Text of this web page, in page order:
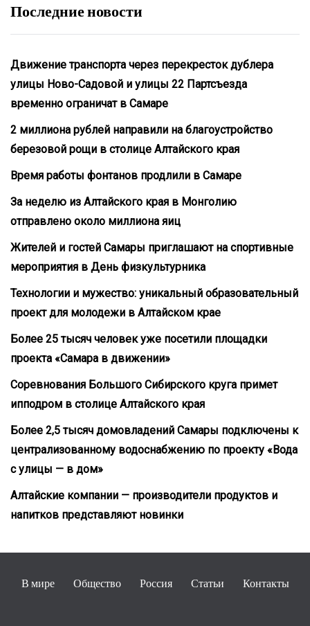
Последние новости
Движение транспорта через перекресток дублера
улицы Ново-Садовой и улицы 22 Партсъезда
временно ограничат в Самаре
2 миллиона рублей направили на благоустройство
березовой рощи в столице Алтайского края
Время работы фонтанов продлили в Самаре
За неделю из Алтайского края в Монголию
отправлено около миллиона яиц
Жителей и гостей Самары приглашают на спортивные
мероприятия в День физкультурника
Технологии и мужество: уникальный образовательный
проект для молодежи в Алтайском крае
Более 25 тысяч человек уже посетили площадки
проекта «Самара в движении»
Соревнования Большого Сибирского круга примет
ипподром в столице Алтайского края
Более 2,5 тысяч домовладений Самары подключены к
централизованному водоснабжению по проекту «Вода
с улицы — в дом»
Алтайские компании — производители продуктов и
напитков представляют новинки
В мире Общество Россия Статьи Контакты